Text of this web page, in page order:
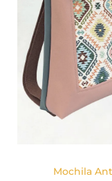
Mochila